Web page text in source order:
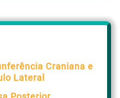
Craniana e
Lateral